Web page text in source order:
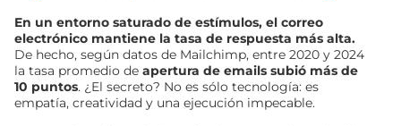
En un entorno saturado de estímulos, el correo
electrónico mantiene la tasa de respuesta más alta.
De hecho, según datos de Mailchimp, entre 2020 y 2024
la tasa promedio de apertura de emails subió más de
10 puntos. ¿El secreto? No es sólo tecnología: es
empatía, creatividad y una ejecución impecable.